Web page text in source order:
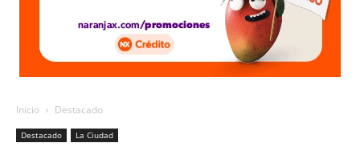
Inicio Destacado
Destacado La Ciudad